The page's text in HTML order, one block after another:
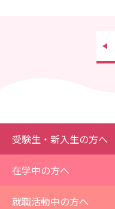
受験生・新入生の方へ
在学中の方へ
就職活動中の方へ